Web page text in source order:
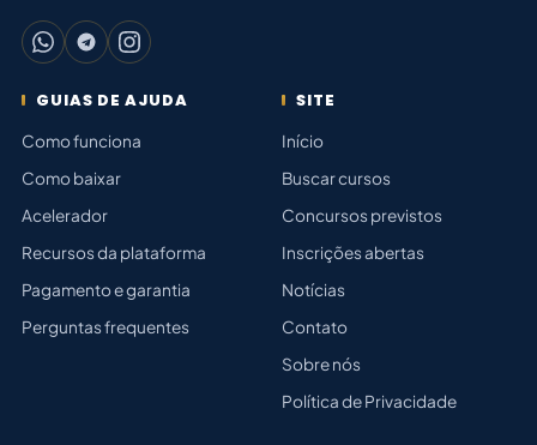
GUIAS DE AJUDA
Como funciona
Como baixar
Acelerador
Recursos da plataforma
Pagamento e garantia
Perguntas frequentes
SITE
Início
Buscar cursos
Concursos previstos
Inscrições abertas
Notícias
Contato
Sobre nós
Política de Privacidade